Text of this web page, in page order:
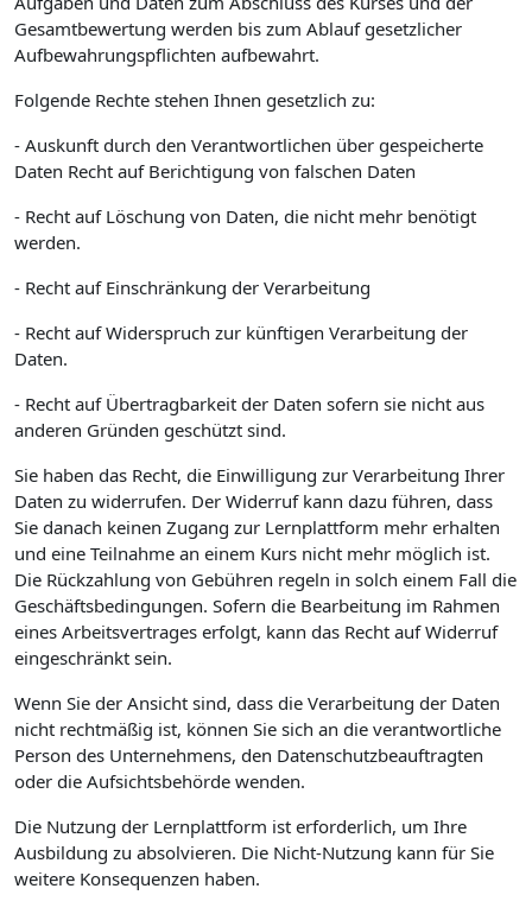
Gesamtbewertung werden bis zum Ablauf gesetzlicher
Aufbewahrungspflichten aufbewahrt.
Folgende Rechte stehen Ihnen gesetzlich zu:
- Auskunft durch den Verantwortlichen über gespeicherte
Daten Recht auf Berichtigung von falschen Daten
- Recht auf Löschung von Daten, die nicht mehr benötigt
werden.
- Recht auf Einschränkung der Verarbeitung
- Recht auf Widerspruch zur künftigen Verarbeitung der
Daten.
- Recht auf Übertragbarkeit der Daten sofern sie nicht aus
anderen Gründen geschützt sind.
Sie haben das Recht, die Einwilligung zur Verarbeitung Ihrer
Daten zu widerrufen. Der Widerruf kann dazu führen, dass
Sie danach keinen Zugang zur Lernplattform mehr erhalten
und eine Teilnahme an einem Kurs nicht mehr möglich ist.
Die Rückzahlung von Gebühren regeln in solch einem Fall die
Geschäftsbedingungen. Sofern die Bearbeitung im Rahmen
eines Arbeitsvertrages erfolgt, kann das Recht auf Widerruf
eingeschränkt sein.
Wenn Sie der Ansicht sind, dass die Verarbeitung der Daten
nicht rechtmäßig ist, können Sie sich an die verantwortliche
Person des Unternehmens, den Datenschutzbeauftragten
oder die Aufsichtsbehörde wenden.
Die Nutzung der Lernplattform ist erforderlich, um Ihre
Ausbildung zu absolvieren. Die Nicht-Nutzung kann für Sie
weitere Konsequenzen haben.